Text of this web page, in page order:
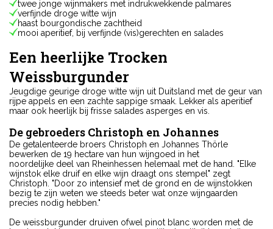
twee jonge wijnmakers met indrukwekkende palmares
verfijnde droge witte wijn
haast bourgondische zachtheid
mooi aperitief, bij verfijnde (vis)gerechten en salades
Een heerlijke Trocken
Weissburgunder
Jeugdige geurige droge witte wijn uit Duitsland met de geur van
rijpe appels en een zachte sappige smaak. Lekker als aperitief
maar ook heerlijk bij frisse salades asperges en vis.
De gebroeders Christoph en Johannes
De getalenteerde broers Christoph en Johannes Thörle
bewerken de 19 hectare van hun wijngoed in het
noordelijke deel van Rheinhessen helemaal met de hand. "Elke
wijnstok elke druif en elke wijn draagt ons stempel" zegt
Christoph. "Door zo intensief met de grond en de wijnstokken
bezig te zijn weten we steeds beter wat onze wijngaarden
precies nodig hebben."
De weissburgunder druiven ofwel pinot blanc worden met de